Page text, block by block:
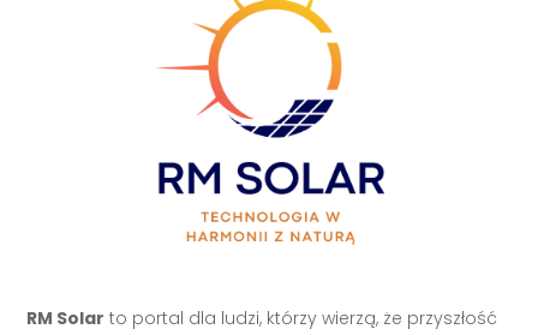
RM Solar to portal dla ludzi, którzy wierzą, że przyszłość